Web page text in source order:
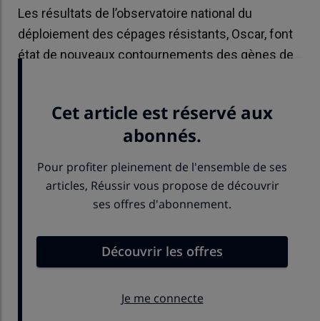
Les résultats de l’observatoire national du
déploiement des cépages résistants, Oscar, font
état de nouveaux contournements des gènes de